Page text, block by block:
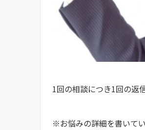
1回の相談につき1回の返
※お悩みの詳細を書いて